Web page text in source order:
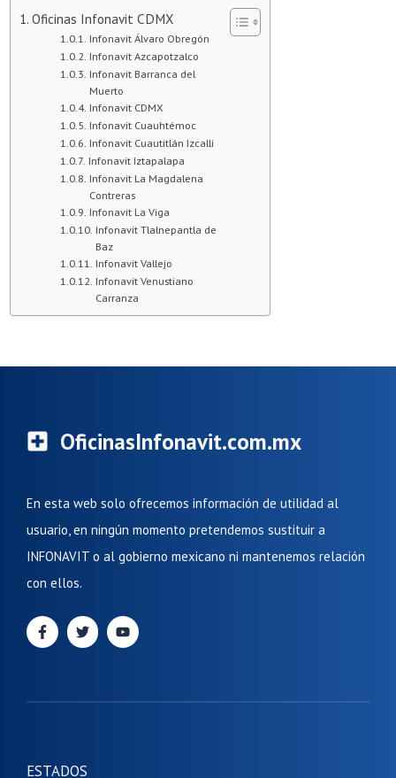
Oficinas Infonavit CDMX
Infonavit Álvaro Obregón
Infonavit Azcapotzalco
Infonavit Barranca del
Muerto
Infonavit CDMX
Infonavit Cuauhtémoc
Infonavit Cuautitlán Izcalli
Infonavit Iztapalapa
Infonavit La Magdalena
Contreras
Infonavit La Viga
Infonavit Tlalnepantla de
Baz
Infonavit Vallejo
Infonavit Venustiano
Carranza
OficinasInfonavit.com.mx
En esta web solo ofrecemos información de utilidad al
usuario, en ningún momento pretendemos sustituir a
INFONAVIT o al gobierno mexicano ni mantenemos relación
con ellos.
ESTADOS